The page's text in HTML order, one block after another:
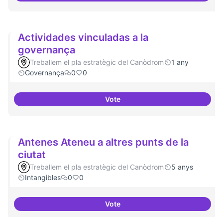
Actividades vinculadas a la
governança
Treballem el pla estratègic del Canòdrom
1 any
Governança
0 0
VoteActividades vinculadas a la
Antenes Ateneu a altres punts de la
ciutat
Treballem el pla estratègic del Canòdrom
5 anys
Intangibles
0 0
VoteAntenes Ateneu a altres punts